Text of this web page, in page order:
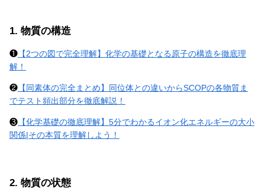
1. 物質の構造
❶ 【2つの図で完全理解】化学の基礎となる原子の構造を徹底理
解！
❷ 【同素体の完全まとめ】同位体との違いからSCOPの各物質ま
でテスト頻出部分を徹底解説！
❸ 【化学基礎の徹底理解】5分でわかるイオン化エネルギーの大小
関係|その本質を理解しよう！
2. 物質の状態